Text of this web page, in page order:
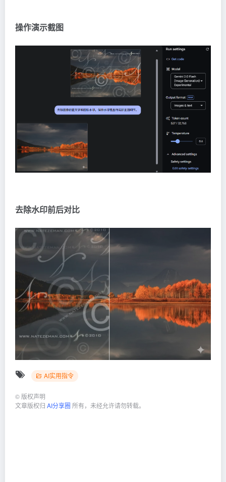
操作演示截图
去除水印前后对比
AI实用指令
© 版权声明
文章版权归 AI分享圈 所有，未经允许请勿转载。